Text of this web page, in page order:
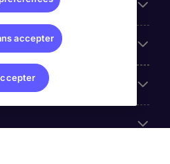
accepter